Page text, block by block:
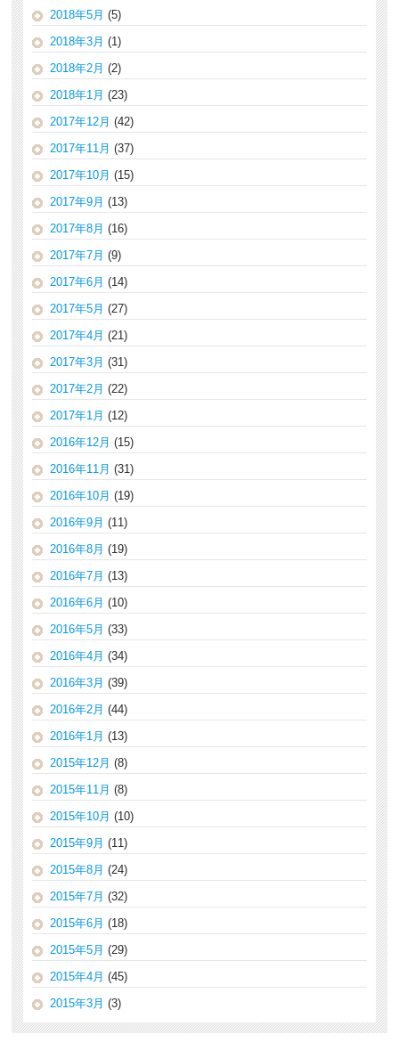
2018年5月 (5)
2018年3月 (1)
2018年2月 (2)
2018年1月 (23)
2017年12月 (42)
2017年11月 (37)
2017年10月 (15)
2017年9月 (13)
2017年8月 (16)
2017年7月 (9)
2017年6月 (14)
2017年5月 (27)
2017年4月 (21)
2017年3月 (31)
2017年2月 (22)
2017年1月 (12)
2016年12月 (15)
2016年11月 (31)
2016年10月 (19)
2016年9月 (11)
2016年8月 (19)
2016年7月 (13)
2016年6月 (10)
2016年5月 (33)
2016年4月 (34)
2016年3月 (39)
2016年2月 (44)
2016年1月 (13)
2015年12月 (8)
2015年11月 (8)
2015年10月 (10)
2015年9月 (11)
2015年8月 (24)
2015年7月 (32)
2015年6月 (18)
2015年5月 (29)
2015年4月 (45)
2015年3月 (3)